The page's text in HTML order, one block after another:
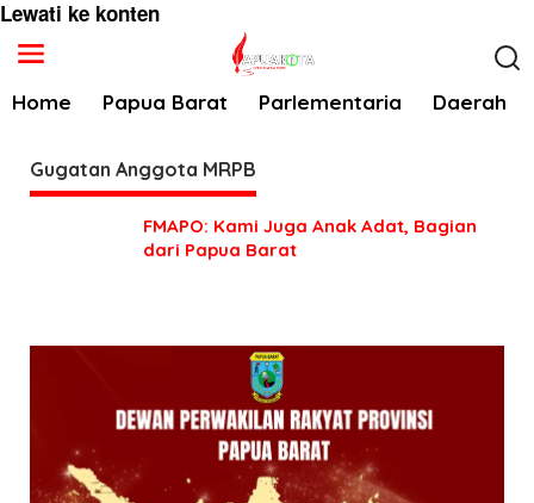
Lewati ke konten
Home Papua Barat Parlementaria Daerah
Gugatan Anggota MRPB
FMAPO: Kami Juga Anak Adat, Bagian
dari Papua Barat